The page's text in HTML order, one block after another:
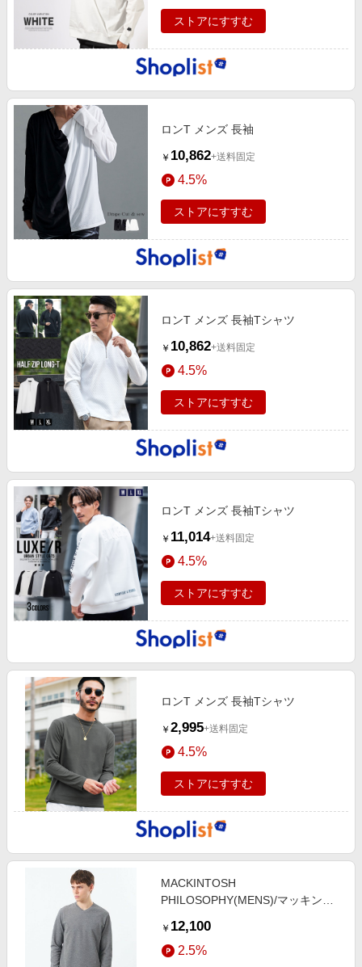
デジタルコンテンツ
ビジネス・その他サービス
週末の高還元 夏の長期版
3.5%
ストアにすすむ
ロンT メンズ 長袖
￥ 10,862+送料固定
4.5%
ストアにすすむ
ロンT メンズ 長袖Tシャツ
￥ 10,862+送料固定
4.5%
ストアにすすむ
ロンT メンズ 長袖Tシャツ
￥ 11,014+送料固定
4.5%
ストアにすすむ
ロンT メンズ 長袖Tシャツ
￥ 2,995+送料固定
4.5%
ストアにすすむ
MACKINTOSH
PHILOSOPHY(MENS)/マッキント
ックロンT ストレッチミラノリブ
グレー3 40
￥ 12,100
2.5%